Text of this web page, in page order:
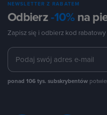
NEWSLETTER Z RABATEM
Odbierz-10%na
Zapisz się i odbierz kod rabatowy
ponad 106 tys. subskrybentów